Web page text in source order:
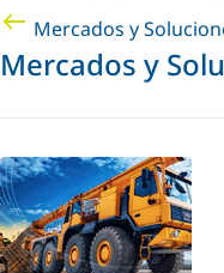
Mercados y
Mercados y